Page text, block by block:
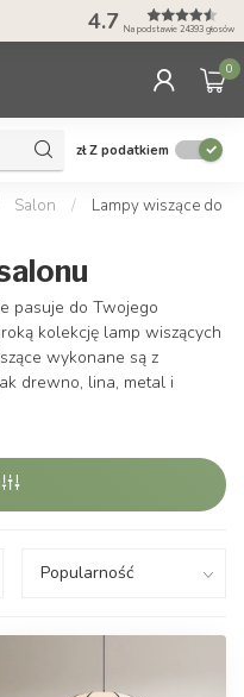
Profesjonalna
4.7 Na podstawie 24393 głosów
0
złZ podatkiem
Salon /
Lampy wiszące do
pasuje do Twojego
kolekcję lamp wiszących
wykonane są z
drewno, lina, metal i